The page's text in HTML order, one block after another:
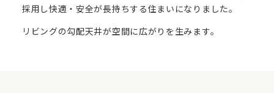
採用し快適・安全が長持ちする住まいになりました。
リビングの勾配天井が空間に広がりを生みます。